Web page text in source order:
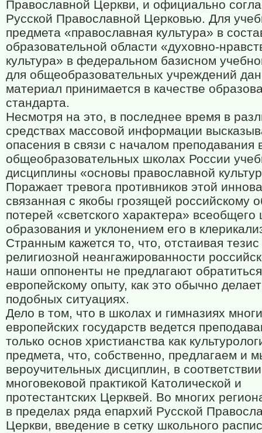
Православной Церкви, и официально
Русской Православной Церковью. Для
предмета «православная культура» в
образовательной области «духовно-
культура» в федеральном базисном
для общеобразовательных учреждений
материал принимается в качестве
стандарта.
Несмотря на это, в последнее время в
средствах массовой информации
опасения в связи с началом преподавания
общеобразовательных школах России
дисциплины «основы православной
Поражает тревога противников этой
связанная с якобы грозящей российскому
потерей «светского характера» всеобщего
образования и уклонением его в
Странным кажется то, что, отстаивая тезис
религиозной неангажированности
наши оппоненты не предлагают
европейскому опыту, как это обычно
подобных ситуациях.
Дело в том, что в школах и гимназиях
европейских государств ведется
только основ христианства как
предмета, что, собственно, предлагаем и
вероучительных дисциплин, в
многовековой практикой Католической и
протестантских Церквей. Во многих
в пределах ряда епархий Русской
Церкви, введение в сетку школьного